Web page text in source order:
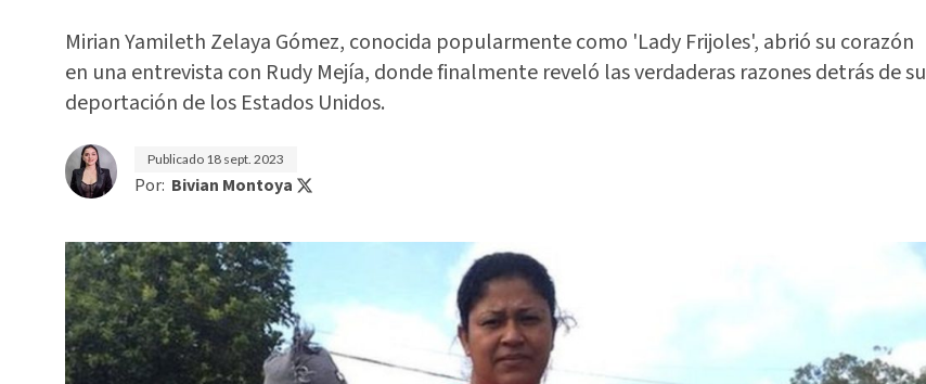
Mirian Yamileth Zelaya Gómez, conocida popularmente como 'Lady Frijoles', abrió su corazón
en una entrevista con Rudy Mejía, donde finalmente reveló las verdaderas razones detrás de su
deportación de los Estados Unidos.
Publicado 18 sept. 2023
Por: Bivian Montoya